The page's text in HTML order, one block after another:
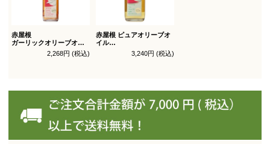
赤屋根
ガーリックオリーブオイ
2,268円 (税込)
赤屋根 ピュアオリーブオ
イル
ライト 450g徳用3,240円 (税込)